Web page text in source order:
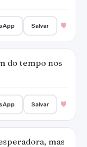
Salvar
do tempo nos
Salvar
mas